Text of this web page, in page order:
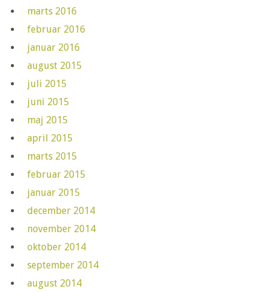
marts 2016
februar 2016
januar 2016
august 2015
juli 2015
juni 2015
maj 2015
april 2015
marts 2015
februar 2015
januar 2015
december 2014
november 2014
oktober 2014
september 2014
august 2014